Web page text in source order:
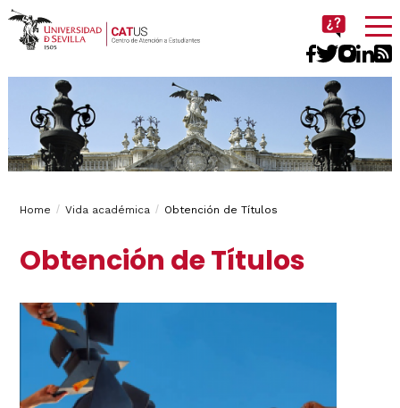
Imagen
Breadcrumbs
You
here:
Home Vida académica Obtención de Títulos
Obtención de Títulos